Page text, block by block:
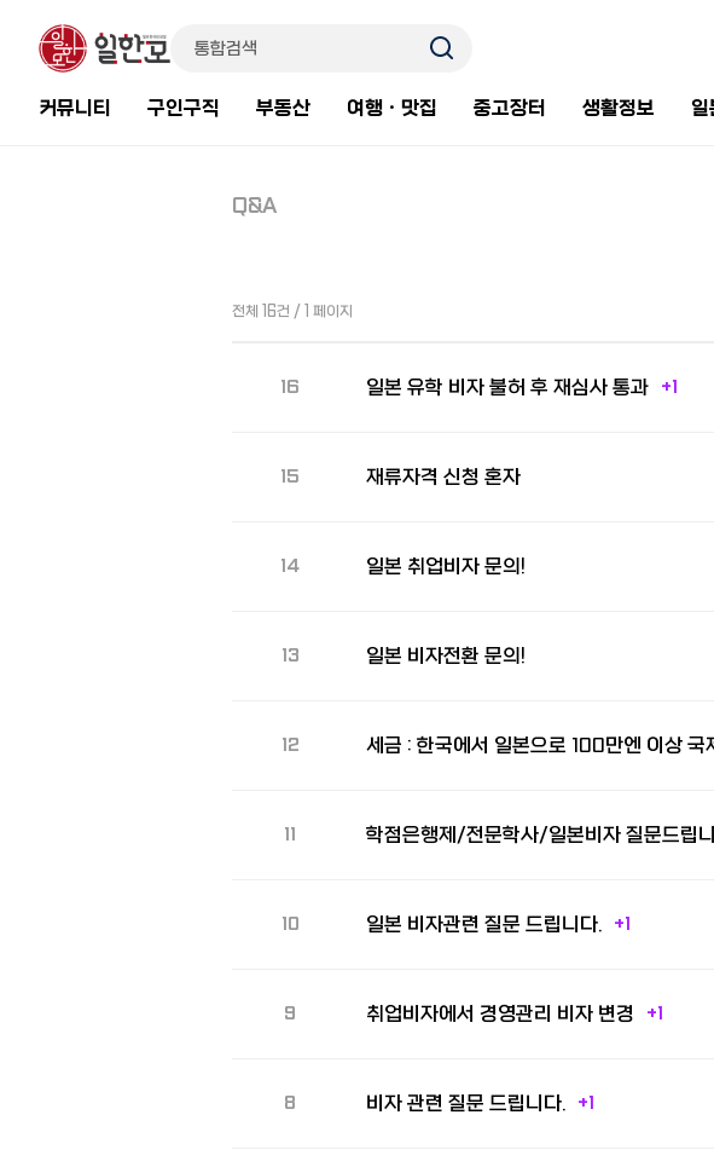
커뮤니티 구인구직 부동산 여행ㆍ맛집 중고장터 생활정보 일
Q&A
전체 16건 / 1 페이지
16 일본 유학 비자 불허 후 재심사 통과 +1
15 재류자격 신청 혼자
14 일본 취업비자 문의!
13 일본 비자전환 문의!
12
11 학점은행제/전문학사/일본비자 질문드립
10 일본 비자관련 질문 드립니다. +1
9 취업비자에서 경영관리 비자 변경 +1
8 비자 관련 질문 드립니다. +1